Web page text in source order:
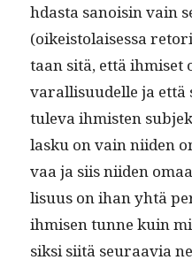
hdas­ta sanois­in vain
(oikeis­to­laises­sa
taan sitä, että ihmiset
var­al­lisu­udelle ja että
tule­va ihmis­ten
lasku on vain niiden
vaa ja siis niiden
lisu­us on ihan yhtä
ihmisen tunne kuin
sik­si siitä seu­raavia